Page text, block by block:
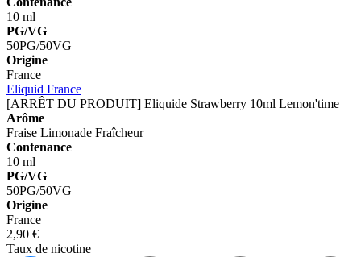
10 ml
PG/VG
50PG/50VG
Origine
France
Eliquid France
[ARRÊT DU PRODUIT] Eliquide Strawberry 10ml Lemon'time
Arôme
Fraise Limonade Fraîcheur
Contenance
10 ml
PG/VG
50PG/50VG
Origine
France
2,90 €
Taux de nicotine